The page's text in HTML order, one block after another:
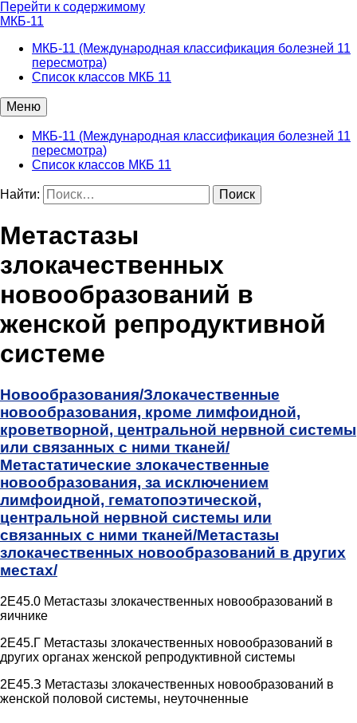
Перейти к содержимому
МКБ-11
МКБ-11 (Международная классификация болезней 11
пересмотра)
Список классов МКБ 11
Меню
МКБ-11 (Международная классификация болезней 11
пересмотра)
Список классов МКБ 11
Найти:
Метастазы
злокачественных
новообразований в
женской репродуктивной
системе
Новообразования/Злокачественные
новообразования, кроме лимфоидной,
кроветворной, центральной нервной системы
или связанных с ними тканей/
Метастатические злокачественные
новообразования, за исключением
лимфоидной, гематопоэтической,
центральной нервной системы или
связанных с ними тканей/Метастазы
злокачественных новообразований в других
местах/
2E45.0 Метастазы злокачественных новообразований в
яичнике
2E45.Г Метастазы злокачественных новообразований в
других органах женской репродуктивной системы
2E45.З Метастазы злокачественных новообразований в
женской половой системы, неуточненные